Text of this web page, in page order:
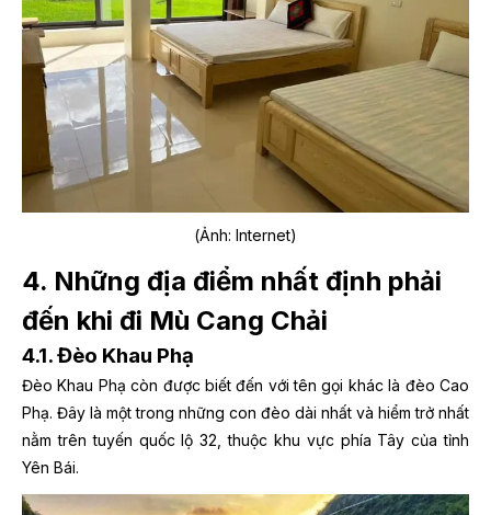
(Ảnh: Internet)
4. Những địa điểm nhất định phải
đến khi đi Mù Cang Chải
4.1. Đèo Khau Phạ
Đèo Khau Phạ còn được biết đến với tên gọi khác là đèo Cao
Phạ. Đây là một trong những con đèo dài nhất và hiểm trở nhất
nằm trên tuyến quốc lộ 32, thuộc khu vực phía Tây của tỉnh
Yên Bái.